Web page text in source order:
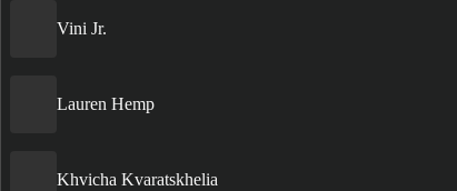
Vini Jr.
Lauren Hemp
Khvicha Kvaratskhelia